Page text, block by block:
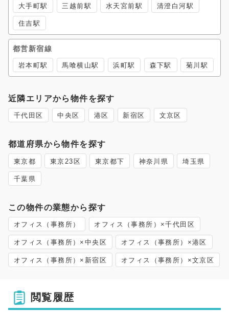
大手町駅 三越前駅 水天宮前駅 清澄白河駅
住吉駅
都営新宿線
岩本町駅 馬喰横山駅 浜町駅 森下駅 菊川駅
近隣エリアから物件を探す
千代田区 中央区 港区 新宿区 文京区
都道府県から物件を探す
東京都 東京23区 東京都下 神奈川県 埼玉県
千葉県
この物件の業態から探す
オフィス（事務所） オフィス（事務所）×千代田区
オフィス（事務所）×中央区 オフィス（事務所）×港区
オフィス（事務所）×新宿区 オフィス（事務所）×文京区
閲覧履歴